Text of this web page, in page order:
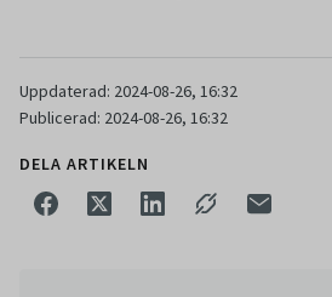
Uppdaterad: 2024-08-26, 16:32
Publicerad: 2024-08-26, 16:32
DELA ARTIKELN